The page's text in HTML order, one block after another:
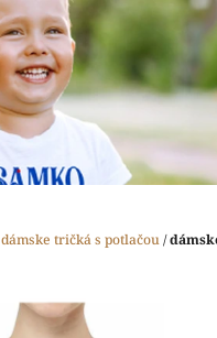
dámske tričká s potlačou/